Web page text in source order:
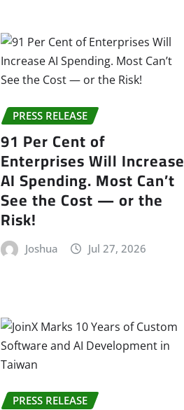
PRESS RELEASE
91 Per Cent of
Enterprises Will Increase
AI Spending. Most Can’t
See the Cost — or the
Risk!
Joshua Jul 27, 2026
PRESS RELEASE